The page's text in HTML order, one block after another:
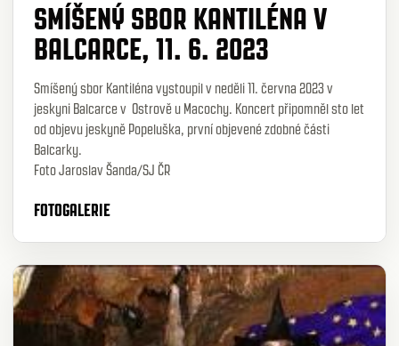
SMÍŠENÝ SBOR KANTILÉNA V
BALCARCE, 11. 6. 2023
Smíšený sbor Kantiléna vystoupil v neděli 11. června 2023 v
jeskyni Balcarce v Ostrově u Macochy. Koncert připomněl sto let
od objevu jeskyně Popeluška, první objevené zdobné části
Balcarky.
Foto Jaroslav Šanda/SJ ČR
FOTOGALERIE